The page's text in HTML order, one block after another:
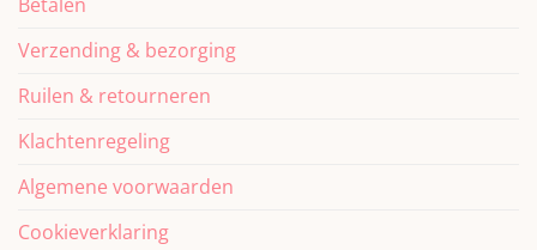
Verzending & bezorging
Ruilen & retourneren
Klachtenregeling
Algemene voorwaarden
Cookieverklaring